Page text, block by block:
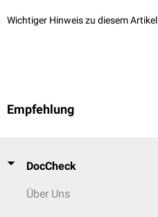
Wichtiger Hinweis zu diesem Artikel
Empfehlung
DocCheck
Über Uns